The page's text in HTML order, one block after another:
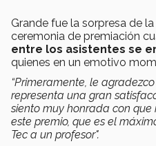
Grande fue la sorpresa de
ceremonia de premiación
entre los asistentes se
quienes en un emotivo
“Primeramente, le
representa una gran
siento muy honrada con
este premio, que es el
Tec a un profesor".